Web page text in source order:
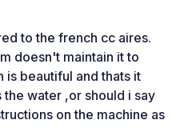
to the french cc aires.
doesn't maintain it to
is beautiful and thats it
water ,or should i say
on the machine as